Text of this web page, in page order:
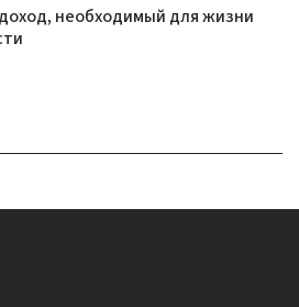
необходимый для жизни